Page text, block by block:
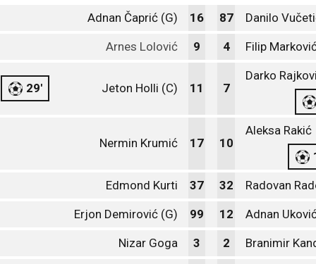
Adnan Čaprić (G) 16 87 Danilo
Arnes Lolović 9 4 Filip
29' Jeton Holli (C) 11 7
Darko
Nermin Krumić 17 10
Aleksa Rakić
Edmond Kurti 37 32 Radovan
Erjon Demirović (G) 99 12 Adnan
Nizar Goga 3 2 Branimir